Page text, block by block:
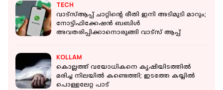
TECH
വാട്‌സ്ആപ്പ് ചാറ്റിന്റെ രീതി ഇനി അടിമുടി മാറും;
നോട്ടിഫിക്കേഷന്‍ ബബിള്‍
അവതരിപ്പിക്കാനൊരുങ്ങി വാട്‌സ് ആപ്പ്
KOLLAM
കൊല്ലത്ത് വയോധികനെ കൃഷിയിടത്തില്‍
മരിച്ച നിലയില്‍ കണ്ടെത്തി; ഇടത്തേ കയ്യില്‍
പൊള്ളലേറ്റ പാട്